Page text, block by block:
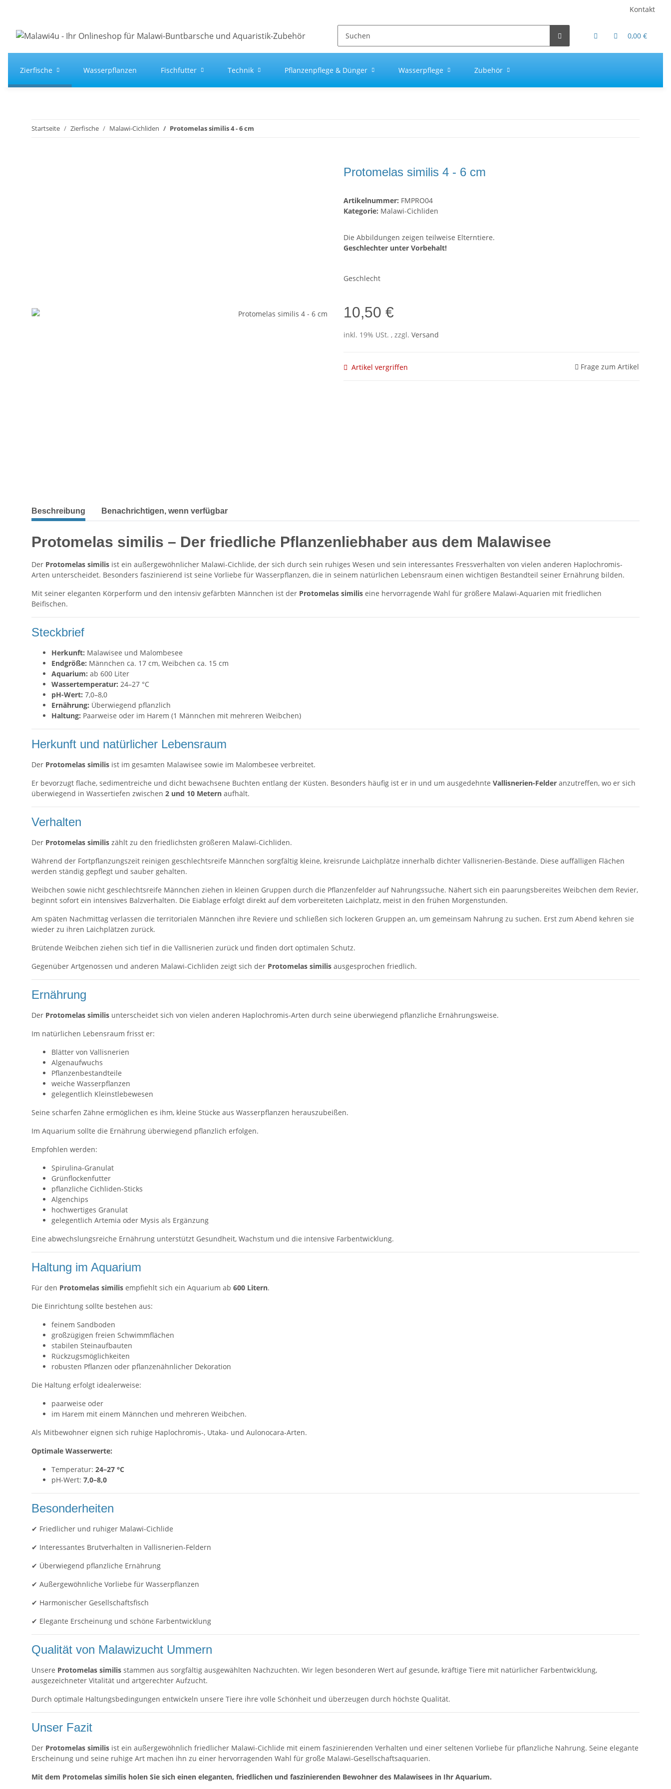
Kontakt
0,00 €
Zierfische Wasserpflanzen Fischfutter Technik Pflanzenpflege & Dünger Wasserpflege Zubehör
Startseite Zierfische Malawi-Cichliden Protomelas similis 4 - 6 cm
Protomelas similis 4 - 6 cm
Artikelnummer: FMPRO04
Kategorie: Malawi-Cichliden
Die Abbildungen zeigen teilweise Elterntiere.
Geschlechter unter Vorbehalt!
Geschlecht
10,50 €
inkl. 19% USt. , zzgl. Versand
Artikel vergriffen Frage zum Artikel
Beschreibung Benachrichtigen, wenn verfügbar
Protomelas similis – Der friedliche Pflanzenliebhaber aus dem Malawisee
Der Protomelas similis ist ein außergewöhnlicher Malawi-Cichlide, der sich durch sein ruhiges Wesen und sein interessantes Fressverhalten von vielen anderen Haplochromis-
Arten unterscheidet. Besonders faszinierend ist seine Vorliebe für Wasserpflanzen, die in seinem natürlichen Lebensraum einen wichtigen Bestandteil seiner Ernährung bilden.
Mit seiner eleganten Körperform und den intensiv gefärbten Männchen ist der Protomelas similis eine hervorragende Wahl für größere Malawi-Aquarien mit friedlichen
Beifischen.
Steckbrief
Herkunft: Malawisee und Malombesee
Endgröße: Männchen ca. 17 cm, Weibchen ca. 15 cm
Aquarium: ab 600 Liter
Wassertemperatur: 24–27 °C
pH-Wert: 7,0–8,0
Ernährung: Überwiegend pflanzlich
Haltung: Paarweise oder im Harem (1 Männchen mit mehreren Weibchen)
Herkunft und natürlicher Lebensraum
Der Protomelas similis ist im gesamten Malawisee sowie im Malombesee verbreitet.
Er bevorzugt flache, sedimentreiche und dicht bewachsene Buchten entlang der Küsten. Besonders häufig ist er in und um ausgedehnte Vallisnerien-Felder anzutreffen, wo er sich
überwiegend in Wassertiefen zwischen 2 und 10 Metern aufhält.
Verhalten
Der Protomelas similis zählt zu den friedlichsten größeren Malawi-Cichliden.
Während der Fortpflanzungszeit reinigen geschlechtsreife Männchen sorgfältig kleine, kreisrunde Laichplätze innerhalb dichter Vallisnerien-Bestände. Diese auffälligen Flächen
werden ständig gepflegt und sauber gehalten.
Weibchen sowie nicht geschlechtsreife Männchen ziehen in kleinen Gruppen durch die Pflanzenfelder auf Nahrungssuche. Nähert sich ein paarungsbereites Weibchen dem Revier,
beginnt sofort ein intensives Balzverhalten. Die Eiablage erfolgt direkt auf dem vorbereiteten Laichplatz, meist in den frühen Morgenstunden.
Am späten Nachmittag verlassen die territorialen Männchen ihre Reviere und schließen sich lockeren Gruppen an, um gemeinsam Nahrung zu suchen. Erst zum Abend kehren sie
wieder zu ihren Laichplätzen zurück.
Brütende Weibchen ziehen sich tief in die Vallisnerien zurück und finden dort optimalen Schutz.
Gegenüber Artgenossen und anderen Malawi-Cichliden zeigt sich der Protomelas similis ausgesprochen friedlich.
Ernährung
Der Protomelas similis unterscheidet sich von vielen anderen Haplochromis-Arten durch seine überwiegend pflanzliche Ernährungsweise.
Im natürlichen Lebensraum frisst er:
Blätter von Vallisnerien
Algenaufwuchs
Pflanzenbestandteile
weiche Wasserpflanzen
gelegentlich Kleinstlebewesen
Seine scharfen Zähne ermöglichen es ihm, kleine Stücke aus Wasserpflanzen herauszubeißen.
Im Aquarium sollte die Ernährung überwiegend pflanzlich erfolgen.
Empfohlen werden:
Spirulina-Granulat
Grünflockenfutter
pflanzliche Cichliden-Sticks
Algenchips
hochwertiges Granulat
gelegentlich Artemia oder Mysis als Ergänzung
Eine abwechslungsreiche Ernährung unterstützt Gesundheit, Wachstum und die intensive Farbentwicklung.
Haltung im Aquarium
Für den Protomelas similis empfiehlt sich ein Aquarium ab 600 Litern.
Die Einrichtung sollte bestehen aus:
feinem Sandboden
großzügigen freien Schwimmflächen
stabilen Steinaufbauten
Rückzugsmöglichkeiten
robusten Pflanzen oder pflanzenähnlicher Dekoration
Die Haltung erfolgt idealerweise:
paarweise oder
im Harem mit einem Männchen und mehreren Weibchen.
Als Mitbewohner eignen sich ruhige Haplochromis-, Utaka- und Aulonocara-Arten.
Optimale Wasserwerte:
Temperatur: 24–27 °C
pH-Wert: 7,0–8,0
Besonderheiten
✔ Friedlicher und ruhiger Malawi-Cichlide
✔ Interessantes Brutverhalten in Vallisnerien-Feldern
✔ Überwiegend pflanzliche Ernährung
✔ Außergewöhnliche Vorliebe für Wasserpflanzen
✔ Harmonischer Gesellschaftsfisch
✔ Elegante Erscheinung und schöne Farbentwicklung
Qualität von Malawizucht Ummern
Unsere Protomelas similis stammen aus sorgfältig ausgewählten Nachzuchten. Wir legen besonderen Wert auf gesunde, kräftige Tiere mit natürlicher Farbentwicklung,
ausgezeichneter Vitalität und artgerechter Aufzucht.
Durch optimale Haltungsbedingungen entwickeln unsere Tiere ihre volle Schönheit und überzeugen durch höchste Qualität.
Unser Fazit
Der Protomelas similis ist ein außergewöhnlich friedlicher Malawi-Cichlide mit einem faszinierenden Verhalten und einer seltenen Vorliebe für pflanzliche Nahrung. Seine elegante
Erscheinung und seine ruhige Art machen ihn zu einer hervorragenden Wahl für große Malawi-Gesellschaftsaquarien.
Mit dem Protomelas similis holen Sie sich einen eleganten, friedlichen und faszinierenden Bewohner des Malawisees in Ihr Aquarium.